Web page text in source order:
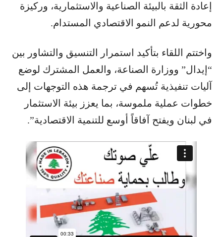
إعادة الثقة بالبيئة الصناعية والاستثمارية، وركيزة
محورية لدعم النمو الاقتصادي المستدام.
واختتم اللقاء بتأكيد استمرار التنسيق والتشاور بين
“إيدال” ووزارة الصناعة، والعمل المشترك لوضع
آليات تنفيذية تُسهم في ترجمة هذه التوجهات إلى
خطوات عملية ملموسة، بما يعزز بيئة الاستثمار
في لبنان ويفتح آفاقاً أوسع للتنمية الاقتصادية”.